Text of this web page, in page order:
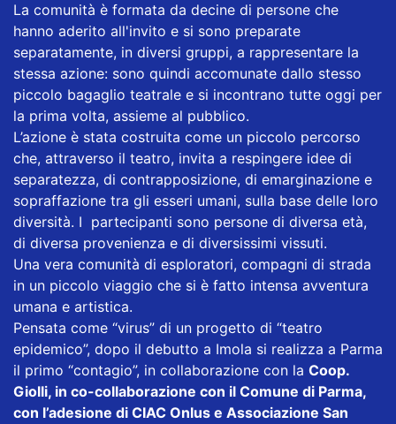
La comunità è formata da decine di persone che
hanno aderito all'invito e si sono preparate
separatamente, in diversi gruppi, a rappresentare la
stessa azione: sono quindi accomunate dallo stesso
piccolo bagaglio teatrale e si incontrano tutte oggi per
la prima volta, assieme al pubblico.
L’azione è stata costruita come un piccolo percorso
che, attraverso il teatro, invita a respingere idee di
separatezza, di contrapposizione, di emarginazione e
sopraffazione tra gli esseri umani, sulla base delle loro
diversità. I partecipanti sono persone di diversa età,
di diversa provenienza e di diversissimi vissuti.
Una vera comunità di esploratori, compagni di strada
in un piccolo viaggio che si è fatto intensa avventura
umana e artistica.
Pensata come “virus” di un progetto di “teatro
epidemico”, dopo il debutto a Imola si realizza a Parma
il primo “contagio”, in collaborazione con la Coop.
Giolli, in co-collaborazione con il Comune di Parma,
con l’adesione di CIAC Onlus e Associazione San